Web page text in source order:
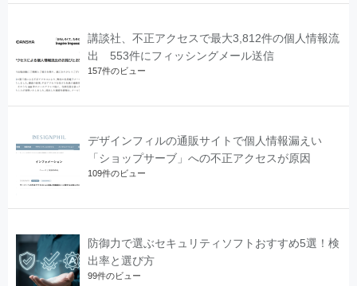
講談社、不正アクセスで最大3,812件の個人情報流
出 553件にフィッシングメール送信
157件のビュー
デザインフィルの通販サイトで個人情報漏えい
「ショップサーブ」への不正アクセスが原因
109件のビュー
防御力で選ぶセキュリティソフトおすすめ5選！検
出率と選び方
99件のビュー